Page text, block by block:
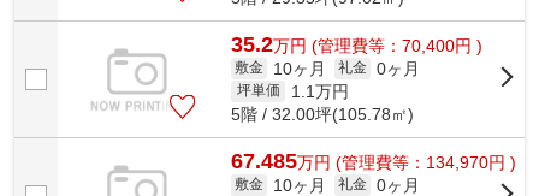
35.2万円 (管理費等：70,400円 )
敷金 10ヶ月 礼金 0ヶ月
坪単価 1.1万円
5階 / 32.00坪(105.78㎡)
67.485万円 (管理費等：134,970円 )
敷金 10ヶ月 礼金 0ヶ月